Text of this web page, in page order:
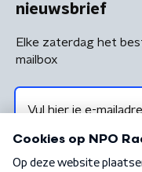
nieuwsbrief
Elke zaterdag het
mailbox